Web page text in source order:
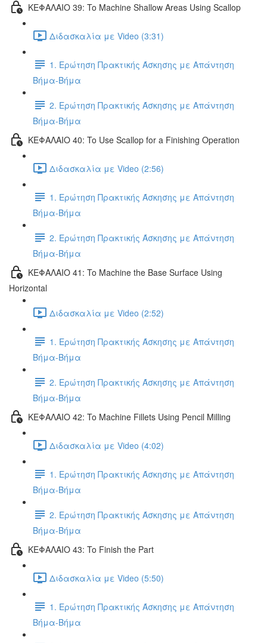
ΚΕΦΑΛΑΙΟ 39: To Machine Shallow Areas Using Scallop
Διδασκαλία με Video (3:31)
1. Ερώτηση Πρακτικής Άσκησης με Απάντηση
Βήμα-Βήμα
2. Ερώτηση Πρακτικής Άσκησης με Απάντηση
Βήμα-Βήμα
ΚΕΦΑΛΑΙΟ 40: To Use Scallop for a Finishing Operation
Διδασκαλία με Video (2:56)
1. Ερώτηση Πρακτικής Άσκησης με Απάντηση
Βήμα-Βήμα
2. Ερώτηση Πρακτικής Άσκησης με Απάντηση
Βήμα-Βήμα
ΚΕΦΑΛΑΙΟ 41: To Machine the Base Surface Using
Horizontal
Διδασκαλία με Video (2:52)
1. Ερώτηση Πρακτικής Άσκησης με Απάντηση
Βήμα-Βήμα
2. Ερώτηση Πρακτικής Άσκησης με Απάντηση
Βήμα-Βήμα
ΚΕΦΑΛΑΙΟ 42: To Machine Fillets Using Pencil Milling
Διδασκαλία με Video (4:02)
1. Ερώτηση Πρακτικής Άσκησης με Απάντηση
Βήμα-Βήμα
2. Ερώτηση Πρακτικής Άσκησης με Απάντηση
Βήμα-Βήμα
ΚΕΦΑΛΑΙΟ 43: To Finish the Part
Διδασκαλία με Video (5:50)
1. Ερώτηση Πρακτικής Άσκησης με Απάντηση
Βήμα-Βήμα